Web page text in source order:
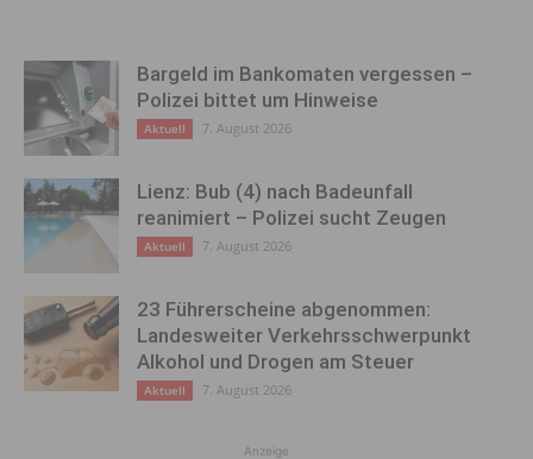
Bargeld im Bankomaten vergessen –
Polizei bittet um Hinweise
Aktuell 7. August 2026
Lienz: Bub (4) nach Badeunfall
reanimiert – Polizei sucht Zeugen
Aktuell 7. August 2026
23 Führerscheine abgenommen:
Landesweiter Verkehrsschwerpunkt
Alkohol und Drogen am Steuer
Aktuell 7. August 2026
Anzeige